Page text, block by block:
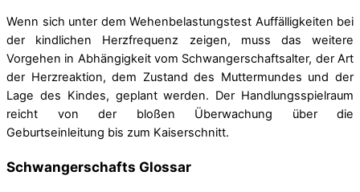
Wenn sich unter dem Wehenbelastungstest Auffälligkeiten bei
der kindlichen Herzfrequenz zeigen, muss das weitere
Vorgehen in Abhängigkeit vom Schwangerschaftsalter, der Art
der Herzreaktion, dem Zustand des Muttermundes und der
Lage des Kindes, geplant werden. Der Handlungsspielraum
reicht von der bloßen Überwachung über die
Geburtseinleitung bis zum Kaiserschnitt.
Schwangerschafts Glossar